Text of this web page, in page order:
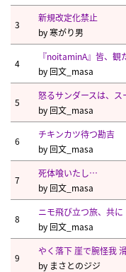
3
新規改定化禁止
by寒がり男
4
『noitaminA』皆、観
by 回文_masa
5
怒るサンダースは、ス
by 回文_masa
6
チキンカツ待つ勘吉
by 回文_masa
7
死体喰いたし…
by 回文_masa
8
ニモ飛び立つ旅、共に
by 回文_masa
9
やく落下 崖で腕怪我
by まさとのジジ